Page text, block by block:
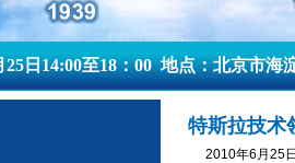
25日14:00至18：00 地点：北京市
特斯拉技术
2010年6月25日